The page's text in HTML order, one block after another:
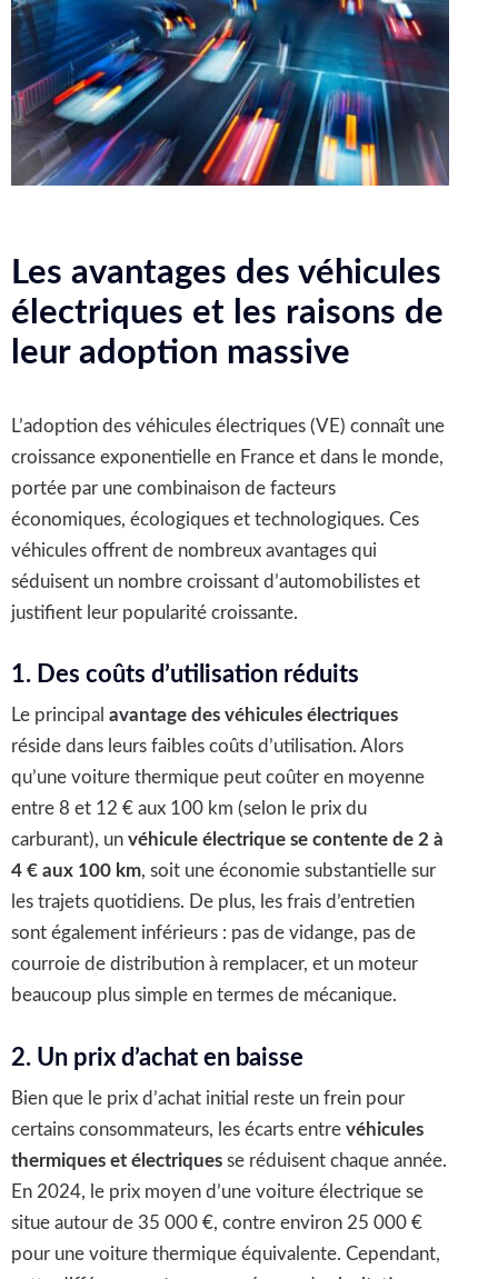
Les avantages des véhicules
électriques et les raisons de
leur adoption massive
L’adoption des véhicules électriques (VE) connaît une
croissance exponentielle en France et dans le monde,
portée par une combinaison de facteurs
économiques, écologiques et technologiques. Ces
véhicules offrent de nombreux avantages qui
séduisent un nombre croissant d’automobilistes et
justifient leur popularité croissante.
1. Des coûts d’utilisation réduits
Le principal avantage des véhicules électriques
réside dans leurs faibles coûts d’utilisation. Alors
qu’une voiture thermique peut coûter en moyenne
entre 8 et 12 € aux 100 km (selon le prix du
carburant), un véhicule électrique se contente de 2 à
4 € aux 100 km, soit une économie substantielle sur
les trajets quotidiens. De plus, les frais d’entretien
sont également inférieurs : pas de vidange, pas de
courroie de distribution à remplacer, et un moteur
beaucoup plus simple en termes de mécanique.
2. Un prix d’achat en baisse
Bien que le prix d’achat initial reste un frein pour
certains consommateurs, les écarts entre véhicules
thermiques et électriquesse réduisent chaque année.
En 2024, le prix moyen d’une voiture électrique se
situe autour de 35 000 €, contre environ 25 000 €
pour une voiture thermique équivalente. Cependant,